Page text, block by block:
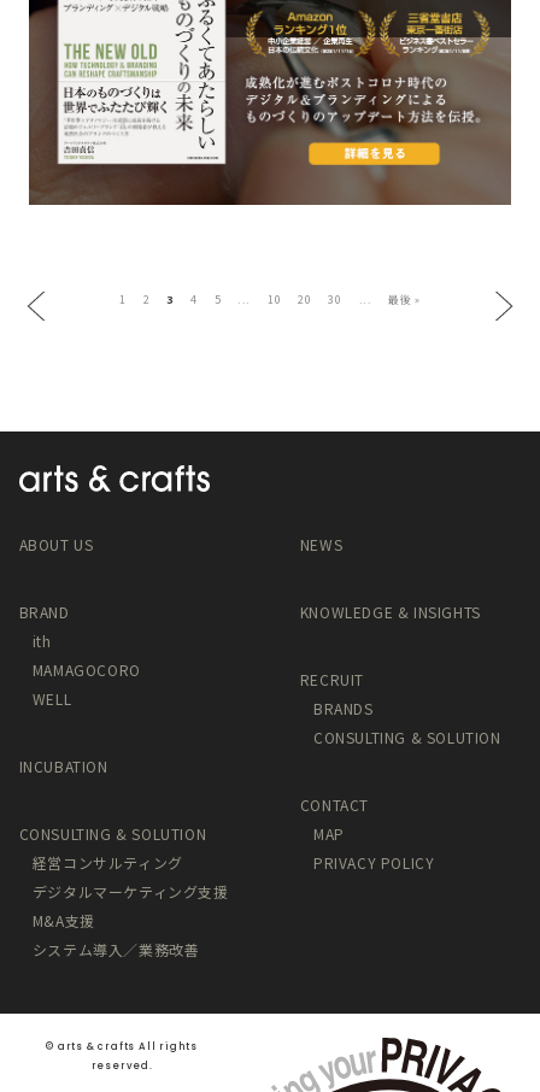
1 2 3 4 5 ... 10 20 30 ... 最後 »
ABOUT US
BRAND
ith
MAMAGOCORO
WELL
INCUBATION
CONSULTING & SOLUTION
経営コンサルティング
デジタルマーケティング支援
M&A支援
システム導入／業務改善
NEWS
KNOWLEDGE & INSIGHTS
RECRUIT
BRANDS
CONSULTING & SOLUTION
CONTACT
MAP
PRIVACY POLICY
©️ arts & crafts All rights
reserved.